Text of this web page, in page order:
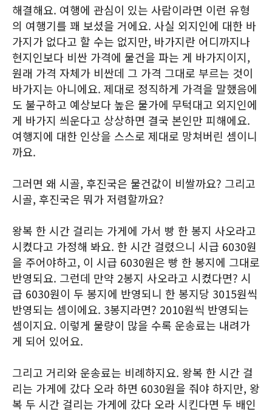
해결해요. 여행에 관심이 있는 사람이라면 이런 유형
의 여행기를 꽤 보셨을 거에요. 사실 외지인에 대한 바
가지가 없다고 할 수는 없지만, 바가지란 어디까지나
현지인보다 비싼 가격에 물건을 파는 게 바가지이지,
원래 가격 자체가 비싼데 그 가격 그대로 부르는 것이
바가지는 아니에요. 제대로 정직하게 가격을 말했음에
도 불구하고 예상보다 높은 물가에 무턱대고 외지인에
게 바가지 씌운다고 상상하면 결국 본인만 피해에요.
여행지에 대한 인상을 스스로 제대로 망쳐버린 셈이니
까요.
그러면 왜 시골, 후진국은 물건값이 비쌀까요? 그리고
시골, 후진국은 뭐가 저렴할까요?
왕복 한 시간 걸리는 가게에 가서 빵 한 봉지 사오라고
시켰다고 가정해 봐요. 한 시간 걸렸으니 시급 6030원
을 주어야하고, 이 시급 6030원은 빵 한 봉지에 그대로
반영되요. 그런데 만약 2봉지 사오라고 시켰다면? 시
급 6030원이 두 봉지에 반영되니 한 봉지당 3015원씩
반영되는 셈이에요. 3봉지라면? 2010원씩 반영되는
셈이지요. 이렇게 물량이 많을 수록 운송료는 내려가
게 되어 있어요.
그리고 거리와 운송료는 비례하지요. 왕복 한 시간 걸
리는 가게에 갔다 오라 하면 6030원을 줘야 하지만, 왕
복 두 시간 걸리는 가게에 갔다 오라 시킨다면 두 배인